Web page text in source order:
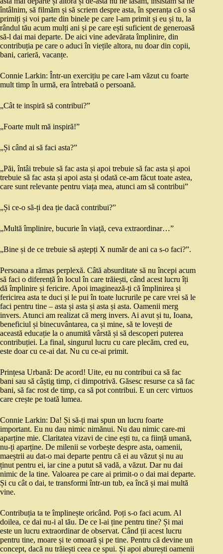
întâlnim, să filmăm și să scriem despre asta, în speranța că o să
primiți și voi parte din binele pe care l-am primit și eu și tu, la
rândul tău acum mulți ani și pe care ești suficient de generoasă
să-l dai mai departe. De aici vine adevărata împlinire, din
contribuția pe care o aduci în viețile altora, nu doar din copii,
bani, carieră, vacanțe.
Connie Larkin: Într-un exercițiu pe care l-am văzut cu foarte
mult timp în urmă, era întrebată o persoană.
„Cât te inspiră să contribui?”
„Foarte mult mă inspiră!”
„Și când ai să faci asta?”
„Păi, întâi trebuie să fac asta și apoi trebuie să fac asta și apoi
trebuie să fac asta și apoi asta și odată ce-am făcut toate astea,
care sunt relevante pentru viața mea, atunci am să contribui”
„Și ce-o să-ți dea ție dacă contribui?”
„Multă împlinire, bucurie în viață, ceva extraordinar…”
„Bine și de ce trebuie să aștepți X număr de ani ca s-o faci?”.
Persoana a rămas perplexă. Câtă absurditate să nu începi acum
să faci o diferență în locul în care trăiești, când acest lucru îți
dă împlinire și fericire. Apoi imaginează-ți că împlinirea și
fericirea asta te duci și le pui în toate lucrurile pe care vrei să le
faci pentru tine – asta și asta și asta și asta. Oamenii merg
invers. Atunci am realizat că merg invers. Ai avut și tu, Ioana,
beneficiul și binecuvântarea, ca și mine, să te lovești de
această educație la o anumită vârstă și să descoperi puterea
contribuției. La final, singurul lucru cu care plecăm, cred eu,
este doar cu ce-ai dat. Nu cu ce-ai primit.
Prințesa Urbană: De acord! Uite, eu nu contribui ca să fac
bani sau să câștig timp, ci dimpotrivă. Găsesc resurse ca să fac
bani, să fac rost de timp, ca să pot contribui. E un cerc virtuos
care crește pe toată lumea.
Connie Larkin: Da! Și să-ți mai spun un lucru foarte
important. Eu nu dau nimic nimănui. Nu dau nimic care-mi
aparține mie. Claritatea vizavi de cine ești tu, ca ființă umană,
nu-ți aparține. De milenii se vorbește despre asta, oamenii,
maeștrii au dat-o mai departe pentru că ei au văzut și nu au
ținut pentru ei, iar cine a putut să vadă, a văzut. Dar nu dai
nimic de la tine. Valoarea pe care ai primit-o o dai mai departe.
Și cu cât o dai, te transformi într-un tub, ea încă și mai multă
vine.
Contribuția ta te împlinește oricând. Poți s-o faci acum. Al
doilea, ce dai nu-i al tău. De ce l-ai ține pentru tine? Și mai
este un lucru extraordinar de observat. Când ții acest lucru
pentru tine, moare și te omoară și pe tine. Pentru că devine un
concept, dacă nu trăiești ceea ce spui. Și apoi aburești oamenii